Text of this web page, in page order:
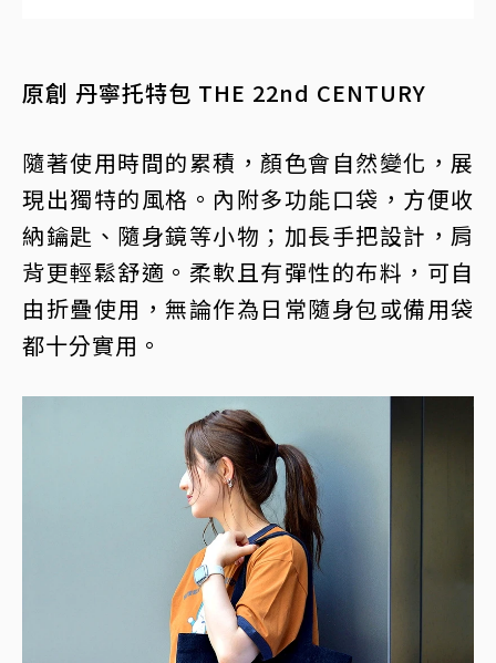
原創 丹寧托特包 THE 22nd CENTURY
隨著使用時間的累積，顏色會自然變化，展
現出獨特的風格。內附多功能口袋，方便收
納鑰匙、隨身鏡等小物；加長手把設計，肩
背更輕鬆舒適。柔軟且有彈性的布料，可自
由折疊使用，無論作為日常隨身包或備用袋
都十分實用。